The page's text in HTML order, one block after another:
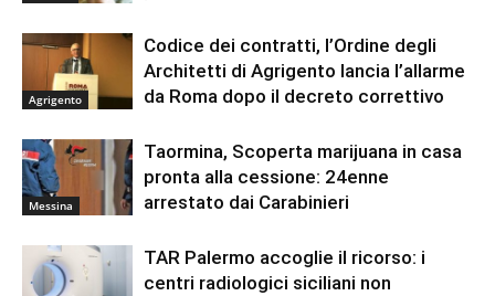
Agrigento
Codice dei contratti, l’Ordine degli
Architetti di Agrigento lancia l’allarme
da Roma dopo il decreto correttivo
Messina
Taormina, Scoperta marijuana in casa
pronta alla cessione: 24enne
arrestato dai Carabinieri
TAR Palermo accoglie il ricorso: i
centri radiologici siciliani non